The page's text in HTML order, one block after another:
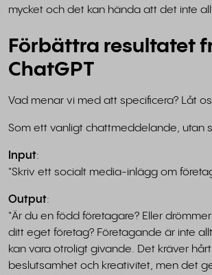
mycket och det kan hända att det inte
Förbättra resultatet
ChatGPT
Vad menar vi med att specificera? Låt
Som ett vanligt chattmeddelande, utan
Input:
"Skriv ett socialt media-inlägg om
Output:
"Är du en född företagare? Eller
ditt eget företag? Företagande är inte
kan vara otroligt givande. Det kräver
beslutsamhet och kreativitet, men det